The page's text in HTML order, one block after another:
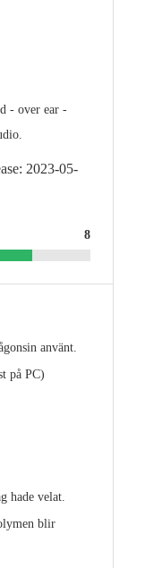
- over ear -
2023-05-
8
använt.
på PC)
hade velat.
blir